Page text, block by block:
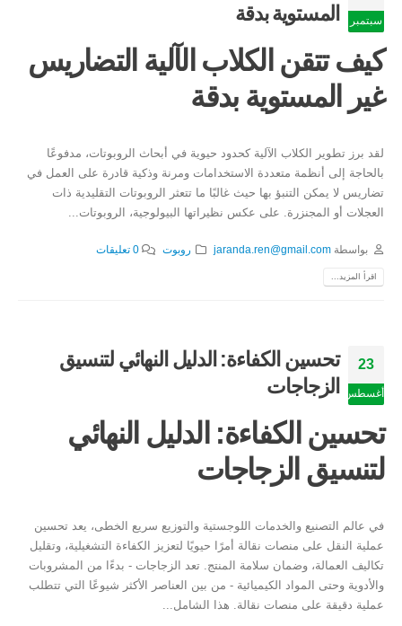
سبتمبر
المستوية بدقة
كيف تتقن الكلاب الآلية التضاريس
غير المستوية بدقة
لقد برز تطوير الكلاب الآلية كحدود حيوية في أبحاث الروبوتات، مدفوعًا
بالحاجة إلى أنظمة متعددة الاستخدامات ومرنة وذكية قادرة على العمل في
تضاريس لا يمكن التنبؤ بها حيث غالبًا ما تتعثر الروبوتات التقليدية ذات
العجلات أو المجنزرة. على عكس نظيراتها البيولوجية، الروبوتات...
بواسطة jaranda.ren@gmail.com روبوت 0 تعليقات
اقرأ المزيد...
23
أغسطس
تحسين الكفاءة: الدليل النهائي لتنسيق
الزجاجات
تحسين الكفاءة: الدليل النهائي
لتنسيق الزجاجات
في عالم التصنيع والخدمات اللوجستية والتوزيع سريع الخطى، يعد تحسين
عملية النقل على منصات نقالة أمرًا حيويًا لتعزيز الكفاءة التشغيلية، وتقليل
تكاليف العمالة، وضمان سلامة المنتج. تعد الزجاجات - بدءًا من المشروبات
والأدوية وحتى المواد الكيميائية - من بين العناصر الأكثر شيوعًا التي تتطلب
عملية دقيقة على منصات نقالة. هذا الشامل...